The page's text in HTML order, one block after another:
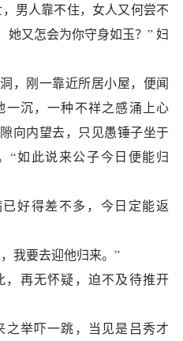
男人靠不住，女人又何尝不
她又怎会为你守身如玉？” 妇
，刚一靠近所居小屋，便闻
一沉，一种不祥之感涌上心
向内望去，只见愚锤子坐于
“如此说来公子今日便能归
好得差不多，今日定能返
我要去迎他归来。”
，再无怀疑，迫不及待推开
举吓一跳，当见是吕秀才